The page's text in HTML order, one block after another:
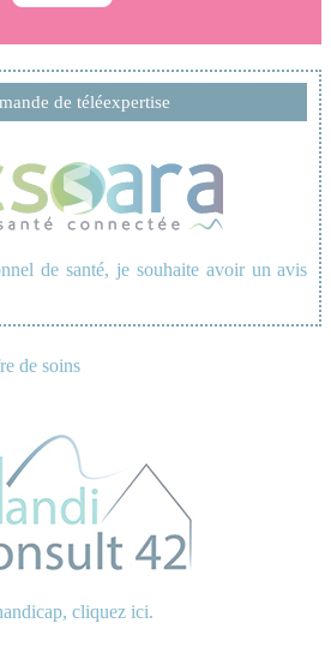
de téléexpertise
de santé, je souhaite avoir un avis
de soins
cliquez ici.